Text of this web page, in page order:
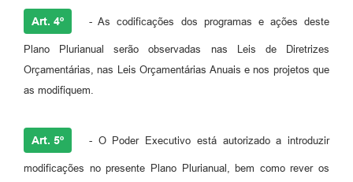
Art. 4º - As codificações dos programas e ações deste
Plano Plurianual serão observadas nas Leis de Diretrizes
Orçamentárias, nas Leis Orçamentárias Anuais e nos projetos que
as modifiquem.
Art. 5º - O Poder Executivo está autorizado a introduzir
modificações no presente Plano Plurianual, bem como rever os